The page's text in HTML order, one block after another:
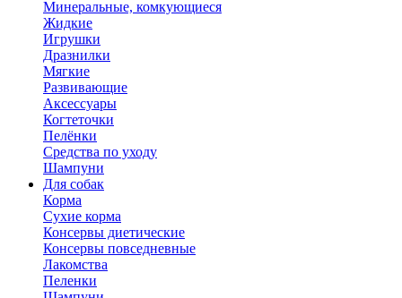
Минеральные, комкующиеся
Жидкие
Игрушки
Дразнилки
Мягкие
Развивающие
Аксессуары
Когтеточки
Пелёнки
Средства по уходу
Шампуни
Для собак
Корма
Сухие корма
Консервы диетические
Консервы повседневные
Лакомства
Пеленки